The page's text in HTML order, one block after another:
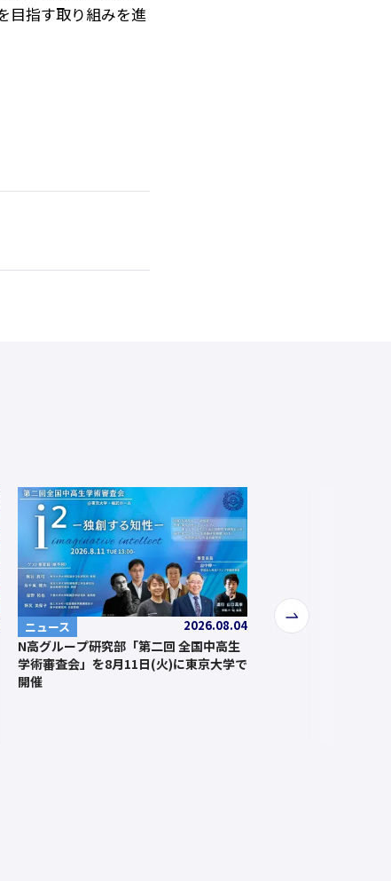
目指す取り組みを進
ニュース 2026.08.04
N高グループ研究部「第二回 全国中高生
学術審査会」を8月11日(火)に東京大学で
開催
次